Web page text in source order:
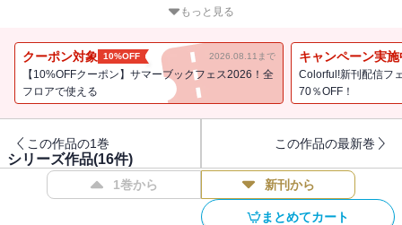
モテまくる。過去に異性とお付き合いした経験もたった1回のみ。そ
た。幼い頃から意地の悪い男で掴みどころがなく、目が合えば喧嘩
していた。だから当然この男にも女として見られていない、はずだ
ったのに。「俺は胸より尻派」「俺はお前が好きだけど」トラウマ
もっと見る
クーポン対象 10%OFF 2026.08.11まで
【10%OFFクーポン】サマーブックフェス2026！全
フロアで使える
キャンペーン実施
Colorful!新刊配信フ
70％OFF！
この作品の1巻 この作品の最新巻
シリーズ作品(16件)
1巻から 新刊から
まとめてカート